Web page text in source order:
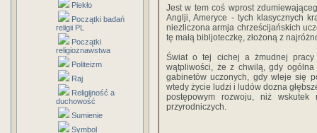
Piekło
Początki badań
religii PL
Początki
religioznawstwa
Politeizm
Raj
Religijność a
duchowość
Sumienie
Symbol
Jest w tem coś wprost
Anglji, Ameryce - tych klasycznych
niezliczona armja chrześcijańskich
tę małą bibljoteczkę, złożoną z
Świat o tej cichej a żmudnej
wątpliwości, że z chwilą, gdy
gabinetów uczonych, gdy wleje się
wtedy życie ludzi i ludów dozna
postępowym rozwoju, niż
przyrodniczych.